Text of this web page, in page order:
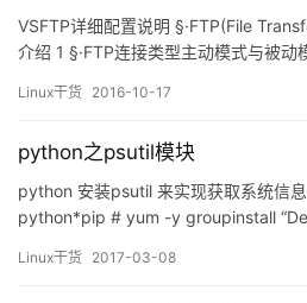
VSFTP详细配置说明 §·FTP(File
介绍 1 §·FTP连接类型主动模式与被动
附录–课外学习资料参考 9 §·常见问题
Linux干货 2016-10-17
python之psutil模块
python 安装psutil 来实现获取系统信
python*pip # yum -y groupinstall
pip3 inst…
Linux干货 2017-03-08